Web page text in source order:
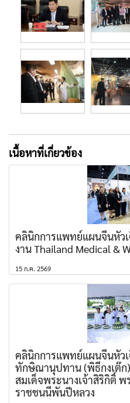
เนื้อหาที่เกี่ยวข้อง
คลินิกการแพทย์แผนจีนหัว
งาน Thailand Medical &
15 ก.ค. 2569
คลินิกการแพทย์แผนจีนหัว
ทักษิณานุปทาน (พิธีกงเต๊
สมเด็จพระนางเจ้าสิริกิติ์
ราชชนนีพันปีหลวง